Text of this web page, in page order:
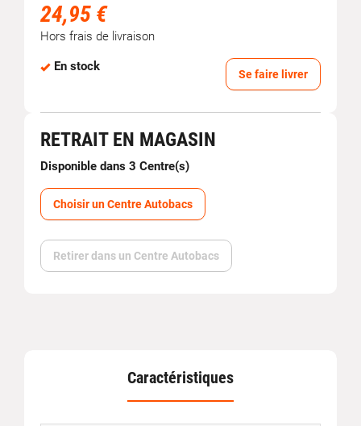
24,95 €
Hors frais de livraison
En stock
Se faire livrer
RETRAIT EN MAGASIN
Disponible dans 3 Centre(s)
Choisir un Centre Autobacs
Retirer dans un Centre Autobacs
Caractéristiques